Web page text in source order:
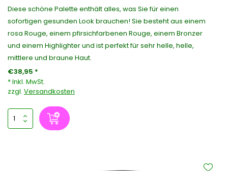
Diese schöne Palette enthält alles, was Sie für einen
sofortigen gesunden Look brauchen! Sie besteht aus einem
rosa Rouge, einem pfirsichfarbenen Rouge, einem Bronzer
und einem Highlighter und ist perfekt für sehr helle, helle,
mittlere und braune Haut.
€38,95 *
* Inkl. MwSt.
zzgl. Versandkosten